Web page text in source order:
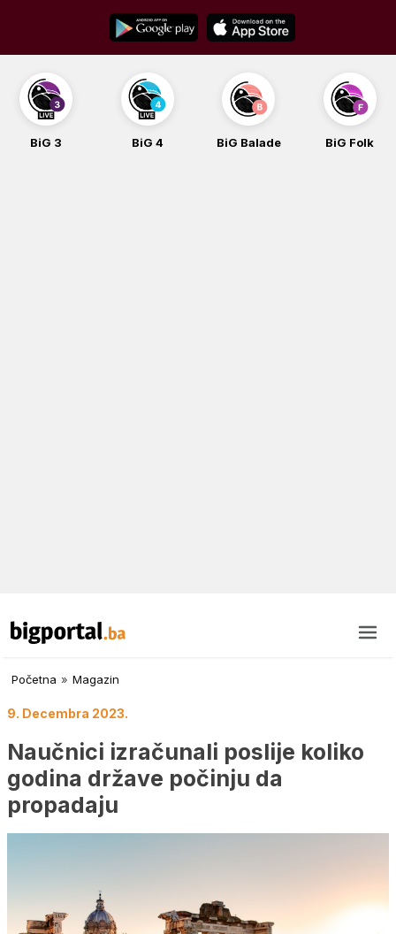
content
BiG 4 BiG Balade BiG Folk BiG iG
Početna » Magazin
9. Decembra 2023.
Naučnici izračunali poslije koliko
godina države počinju da
propadaju